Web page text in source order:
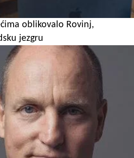
oblikovalo Rovinj,
jezgru